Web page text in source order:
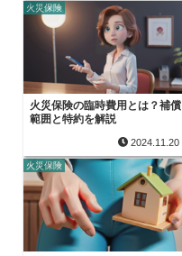
火災保険
火災保険の臨時費用とは？補償
範囲と特約を解説
2024.11.20
火災保険